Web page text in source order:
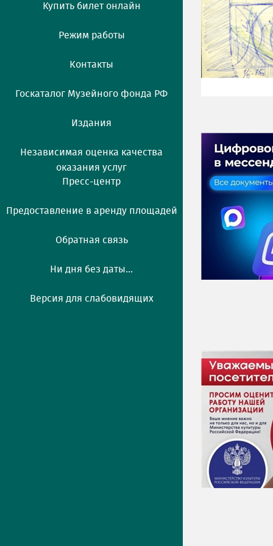
Купить билет онлайн
Режим работы
Контакты
Госкаталог Музейного фонда РФ
Издания
Независимая оценка качества
оказания услуг
Пресс-центр
Предоставление в аренду площадей
Обратная связь
Ни дня без даты...
Версия для слабовидящих